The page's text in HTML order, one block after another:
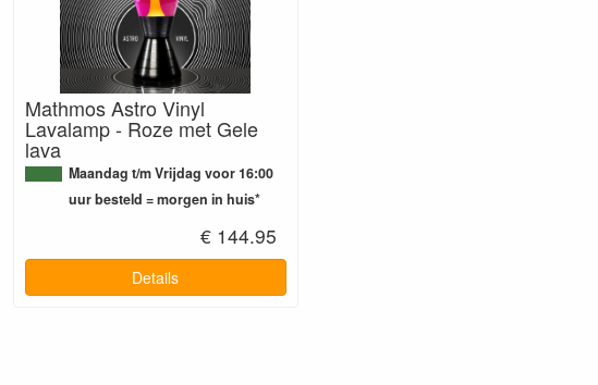
Mathmos Astro Vinyl
Lavalamp - Roze met Gele
lava
Maandag t/m Vrijdag voor 16:00
uur besteld = morgen in huis*
€ 144.95
Details